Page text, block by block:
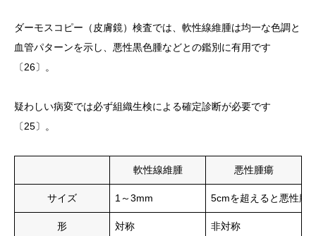
ダーモスコピー（皮膚鏡）検査では、軟性線維腫は均一な色調と
血管パターンを示し、悪性黒色腫などとの鑑別に有用です
〔26〕。
疑わしい病変では必ず組織生検による確定診断が必要です
〔25〕。
軟性線維腫 悪性腫瘍
サイズ 1～3mm 5cmを超えると悪性腫
形 対称 非対称